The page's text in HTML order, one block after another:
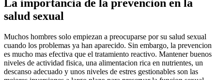
La importancia de la prevencion en la
salud sexual
Muchos hombres solo empiezan a preocuparse por su salud sexual
cuando los problemas ya han aparecido. Sin embargo, la prevencion
es mucho mas efectiva que el tratamiento reactivo. Mantener buenos
niveles de actividad fisica, una alimentacion rica en nutrientes, un
descanso adecuado y unos niveles de estres gestionables son las